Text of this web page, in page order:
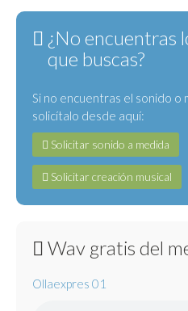
¿No encuentras
que buscas?
Si no encuentras el sonido o
solicítalo desde aquí:
Solicitar sonido a medida
Solicitar creación musical
Wav gratis del
Ollaexpres 01